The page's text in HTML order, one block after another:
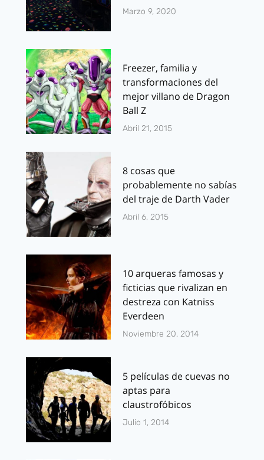
Marzo 9, 2020
Freezer, familia y
transformaciones del
mejor villano de Dragon
Ball Z
Abril 21, 2015
8 cosas que
probablemente no sabías
del traje de Darth Vader
Abril 6, 2015
10 arqueras famosas y
ficticias que rivalizan en
destreza con Katniss
Everdeen
Noviembre 20, 2014
5 películas de cuevas no
aptas para
claustrofóbicos
Julio 1, 2014